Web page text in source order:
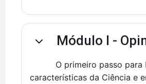
ContrairMódulo I -
O primeiro passo
características da Ciência e